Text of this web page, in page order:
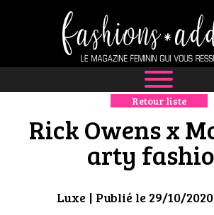
NEWS
MODE
Retour liste
Rick Owens x
arty
Luxe| Publié le 29/10/2020